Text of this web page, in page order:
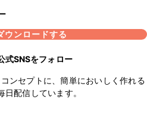
ウンロードする
式SNSをフォロー
ンセプトに、簡単においしく作れる
日配信しています。